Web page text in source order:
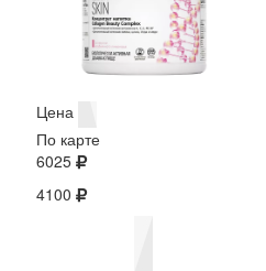
Цена
По карте
6025
4100